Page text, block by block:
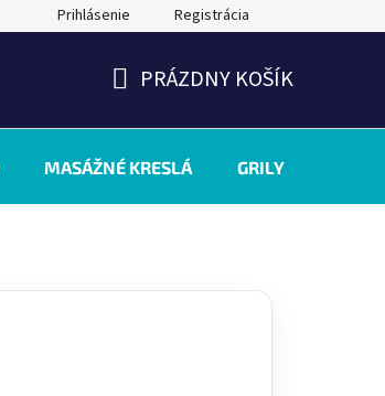
Prihlásenie Registrácia
KOŠÍK
PRÁZDNY KOŠÍK
MASÁŽNÉ KRESLÁ GRILY